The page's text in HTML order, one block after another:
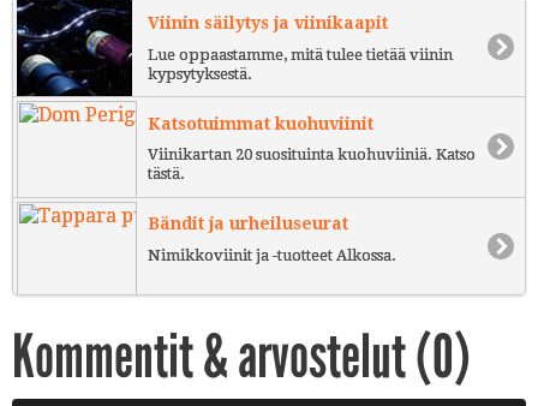
Viinin säilytys ja viinikaapit
Lue oppaastamme, mitä tulee tietää viinin
kypsytyksestä.
Katsotuimmat kuohuviinit
Viinikartan 20 suosituinta kuohuviiniä. Katso
tästä.
Bändit ja urheiluseurat
Nimikkoviinit ja -tuotteet Alkossa.
Kommentit & arvostelut (0)